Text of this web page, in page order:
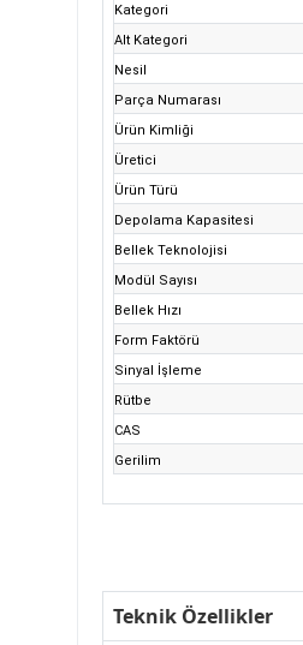
Kategori
Alt Kategori
Nesil
Parça Numarası
Ürün Kimliği
Üretici
Ürün Türü
Depolama Kapasitesi
Bellek Teknolojisi
Modül Sayısı
Bellek Hızı
Form Faktörü
Sinyal İşleme
Rütbe
CAS
Gerilim
Teknik Özellikler